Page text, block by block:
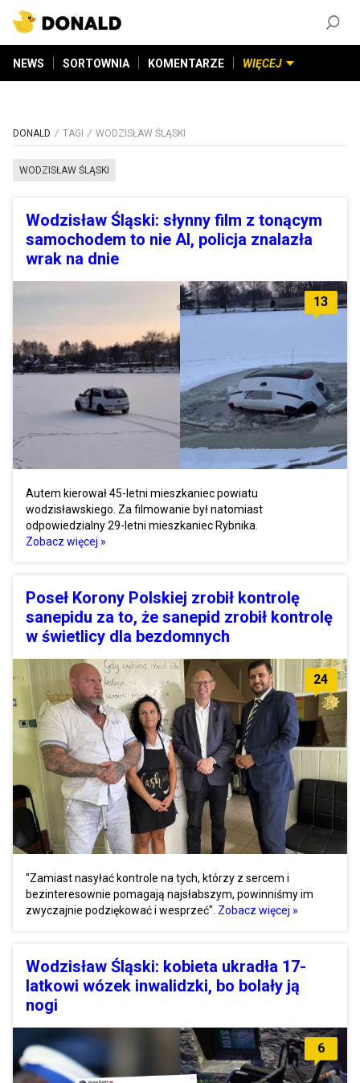
NEWS SORTOWNIA KOMENTARZE WIĘCEJ
DONALD TAGI WODZISŁAW ŚLĄSKI
WODZISŁAW ŚLĄSKI
Wodzisław Śląski: słynny film z tonącym
samochodem to nie AI, policja znalazła
wrak na dnie
13
Autem kierował 45-letni mieszkaniec powiatu
wodzisławskiego. Za filmowanie był natomiast
odpowiedzialny 29-letni mieszkaniec Rybnika.
Zobacz więcej »
Poseł Korony Polskiej zrobił kontrolę
sanepidu za to, że sanepid zrobił kontrolę
w świetlicy dla bezdomnych
24
"Zamiast nasyłać kontrole na tych, którzy z sercem i
bezinteresownie pomagają najsłabszym, powinniśmy im
zwyczajnie podziękować i wesprzeć". Zobacz więcej »
Wodzisław Śląski: kobieta ukradła 17-
latkowi wózek inwalidzki, bo bolały ją
nogi
6